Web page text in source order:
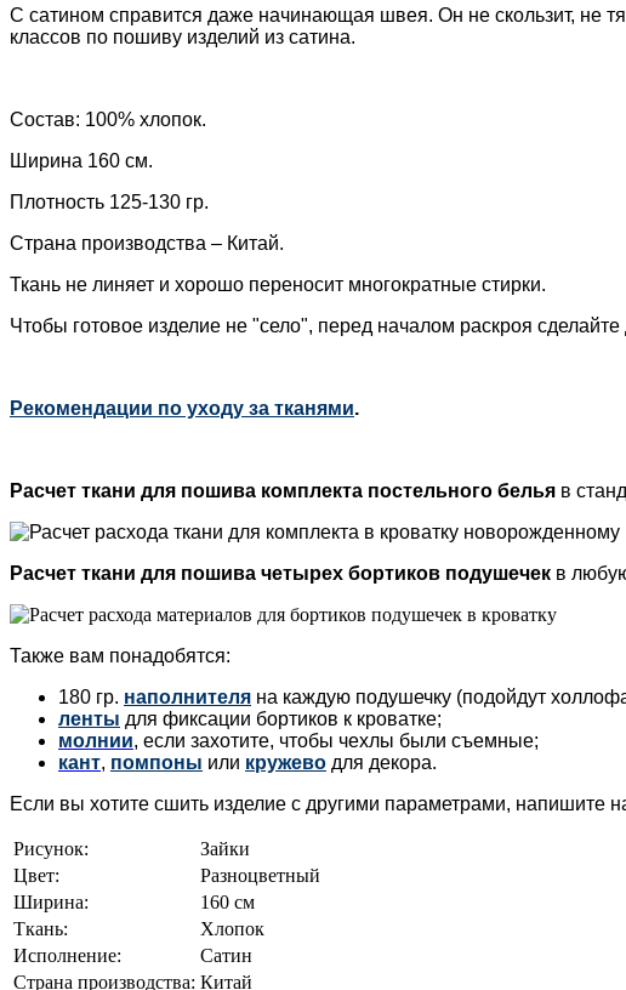
С сатином справится даже начинающая швея. Он не скользит, не
классов по пошиву изделий из сатина.
Состав: 100% хлопок.
Ширина 160 см.
Плотность 125-130 гр.
Страна производства – Китай.
Ткань не линяет и хорошо переносит многократные стирки.
Чтобы готовое изделие не "село", перед началом раскроя сделайте
Рекомендации по уходу за тканями.
Расчет ткани для пошива комплекта постельного белья в
Расчет ткани для пошива четырех бортиков подушечек в
Также вам понадобятся:
180 гр. наполнителя на каждую подушечку (подойдут
ленты для фиксации бортиков к кроватке;
молнии, если захотите, чтобы чехлы были съемные;
кант, помпоны или кружево для декора.
Если вы хотите сшить изделие с другими параметрами, напишите
Рисунок:
Зайки
Цвет:
Разноцветный
Ширина:
160 см
Ткань:
Хлопок
Исполнение:
Сатин
Страна производства: Китай